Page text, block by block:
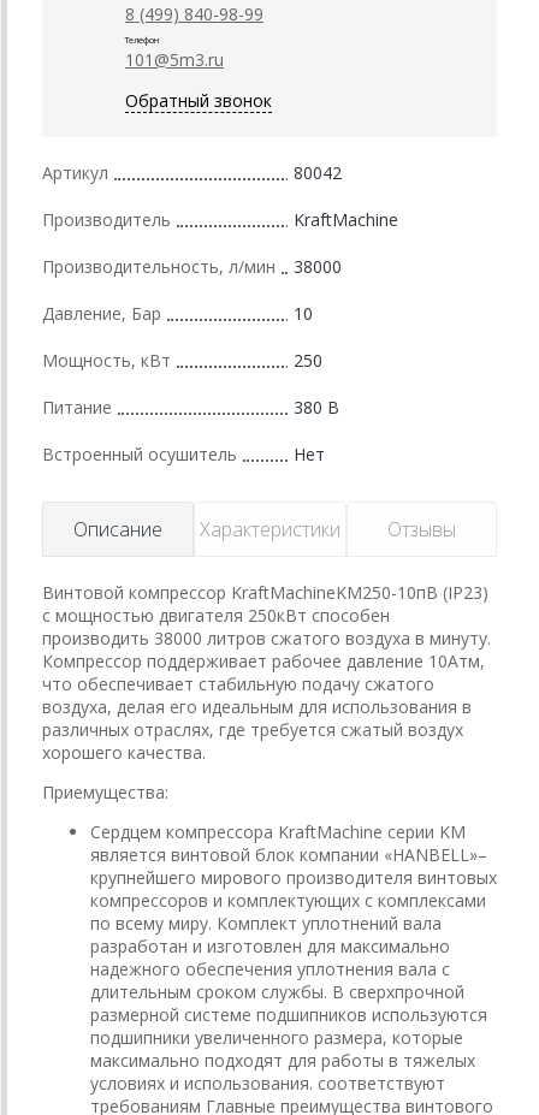
8 (499) 840-98-99
Телефон
101@5m3.ru
Обратный звонок
Артикул 80042
Производитель KraftMachine
Производительность, л/мин 38000
Давление, Бар 10
Мощность, кВт 250
Питание 380 В
Встроенный осушитель Нет
Описание Характеристики Отзывы
Винтовой компрессор KraftMachineKM250-10пВ (IP23)
с мощностью двигателя 250кВт способен
производить 38000 литров сжатого воздуха в минуту.
Компрессор поддерживает рабочее давление 10Атм,
что обеспечивает стабильную подачу сжатого
воздуха, делая его идеальным для использования в
различных отраслях, где требуется сжатый воздух
хорошего качества.
Приемущества:
Сердцем компрессора KraftMachine серии KM
является винтовой блок компании «HANBELL»–
крупнейшего мирового производителя винтовых
компрессоров и комплектующих с комплексами
по всему миру. Комплект уплотнений вала
разработан и изготовлен для максимально
надежного обеспечения уплотнения вала с
длительным сроком службы. В сверхпрочной
размерной системе подшипников используются
подшипники увеличенного размера, которые
максимально подходят для работы в тяжелых
условиях и использования. соответствуют
требованиям Главные преимущества винтового